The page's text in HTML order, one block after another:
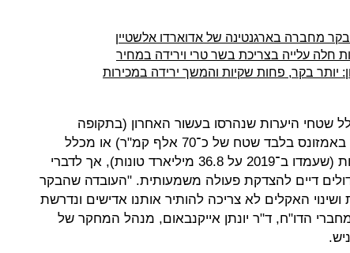
מחברה בארגנטינה של אדוארדו אלשטיין
שטחי היערות שנהרסו בעשור האחרון (בתקופה
שאליה מתייחס הדו"ח נהרס באמזונס בלבד שטח של כ־70 אלף קמ"ר) או מכלל
פליטות גזי החממה הגלובליות (שעמדו ב־2019 על 36.8 מיליארד טונות), אך לדברי
דיים להצדקת פעולה משמעותית. "העובדה שהבקר
האקלים לא צריכה להותיר אותנו אדישים ונדרשת
הדו"ח, ד"ר יונתן אייקנבאום, מנהל המחקר של